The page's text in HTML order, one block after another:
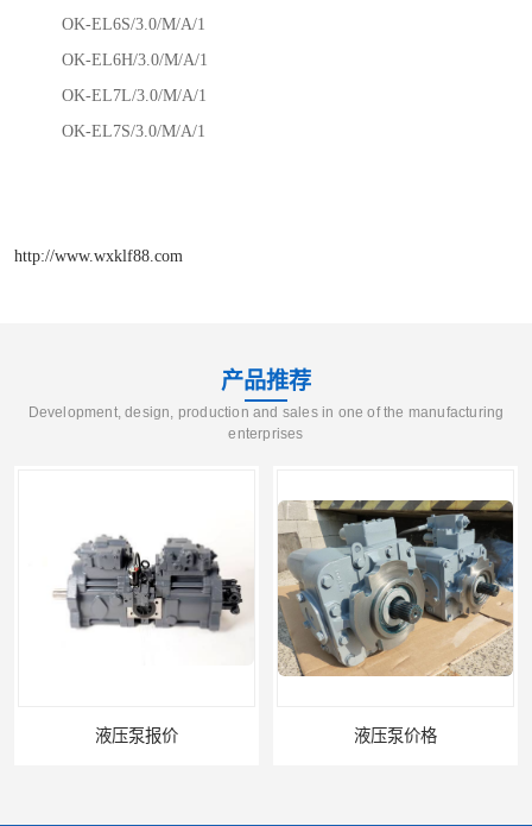
OK-EL6S/3.0/M/A/1
OK-EL6H/3.0/M/A/1
OK-EL7L/3.0/M/A/1
OK-EL7S/3.0/M/A/1
http://www.wxklf88.com
产品推荐
Development, design, production and sales in one of the manufacturing
enterprises
液压泵报价 液压泵价格